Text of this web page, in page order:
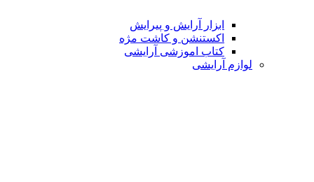
ابزار آرایش و پیرایش
اکستنشن و کاشت مژه
کتاب اموزشی آرایشی
لوازم آرایشی